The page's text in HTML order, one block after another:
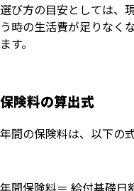
選び方の目安としては、
う時の生活費が足りなく
ます。
保険料の算出式
年間の保険料は、以下の
年間保険料＝ 給付基礎